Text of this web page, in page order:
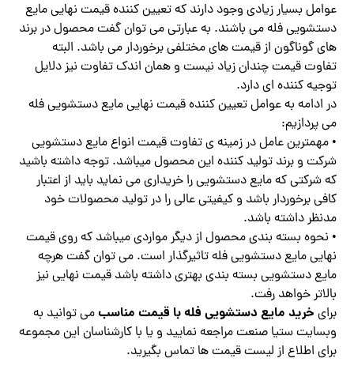
عوامل بسیار زیادی وجود دارند که تعیین کننده قیمت نهایی مایع
دستشویی فله می باشند. به عبارتی می توان گفت محصول در برند
های گوناگون از قیمت‌ های مختلفی برخوردار می باشد. البته
تفاوت قیمت چندان زیاد نیست و همان اندک تفاوت نیز دلایل
توجیه کننده ای دارد.
در ادامه به عوامل تعیین کننده قیمت نهایی مایع دستشویی فله
می پردازیم:
• مهمترین عامل در زمینه ی تفاوت قیمت انواع مایع دستشویی
شرکت و برند تولید کننده این محصول میباشد. توجه داشته باشید
که شرکتی که مایع دستشویی را خریداری می نماید باید از اعتبار
کافی برخوردار باشد و کیفیتی عالی را در تولید محصولات خود
مدنظر داشته باشد.
• نحوه بسته بندی محصول از دیگر مواردی میباشد که روی قیمت
نهایی مایع دستشویی فله تاثیرگذار است. می توان گفت هرچه
مایع دستشویی بسته بندی بهتری داشته باشد قیمت نهایی نیز
بالاتر خواهد رفت.
برای خرید مایع دستشویی فله با قیمت مناسبمی توانید به
وبسایت ستیا صنعت مراجعه نمایید و یا با کارشناسان این مجموعه
برای اطلاع از لیست قیمت ها تماس بگیرید.